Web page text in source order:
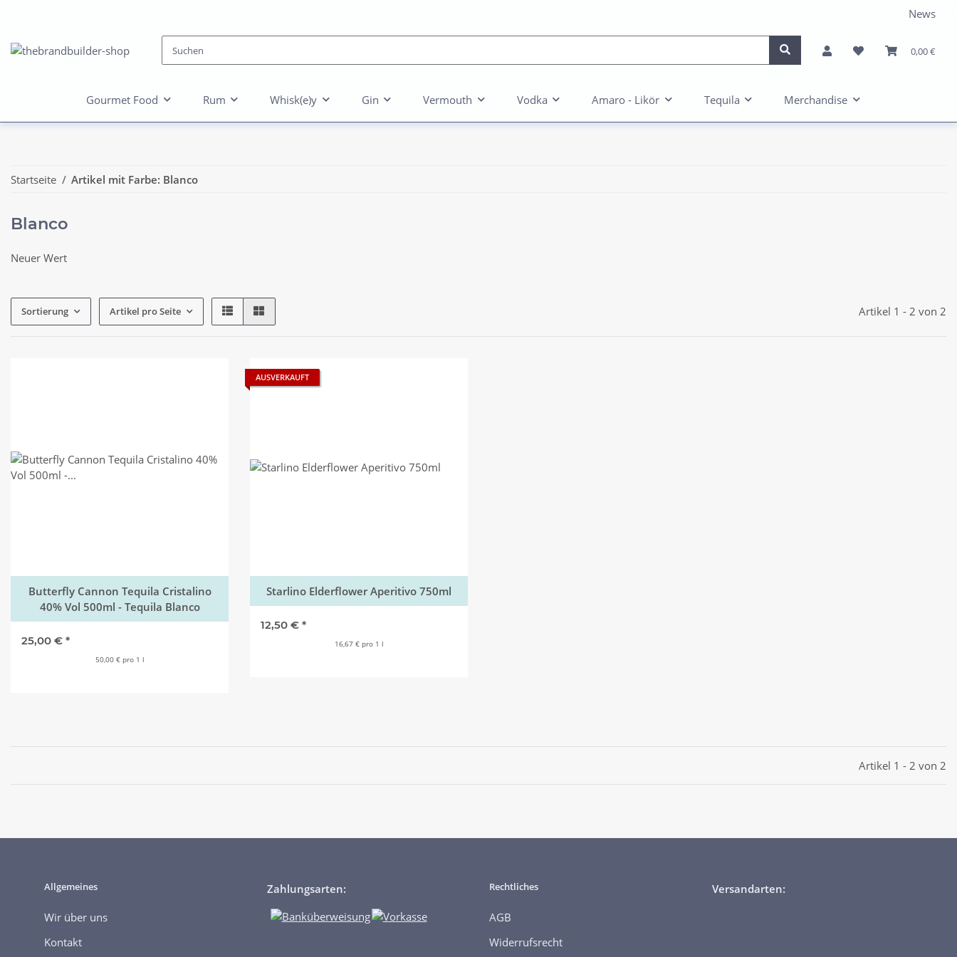
News
0,00 €
Gourmet Food Rum Whisk(e)y Gin Vermouth Vodka Amaro - Likör Tequila Merchandise
Startseite Artikel mit Farbe: Blanco
Blanco
Neuer Wert
Sortierung Artikel pro Seite Artikel 1 - 2 von 2
Butterfly Cannon Tequila Cristalino
40% Vol 500ml - Tequila Blanco
25,00 € *
50,00 € pro 1 l
AUSVERKAUFT
Starlino Elderflower Aperitivo 750ml
12,50 € *
16,67 € pro 1 l
Artikel 1 - 2 von 2
Allgemeines
Wir über uns
Kontakt
Zahlungsarten: Rechtliches
AGB
Widerrufsrecht
Versandarten: